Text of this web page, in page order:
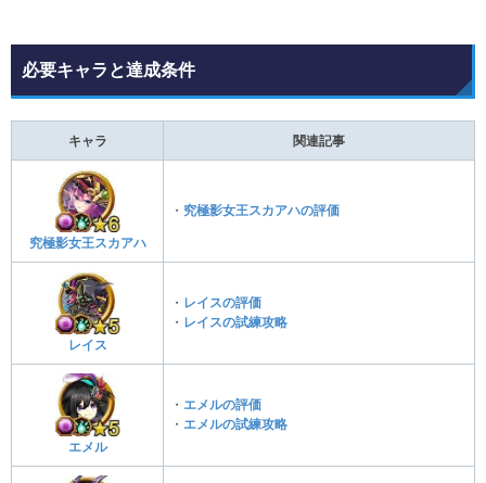
必要キャラと達成条件
キャラ 関連記事
究極影女王スカアハ
・ 究極影女王スカアハの評価
レイス
・ レイスの評価
・ レイスの試練攻略
エメル
・ エメルの評価
・ エメルの試練攻略